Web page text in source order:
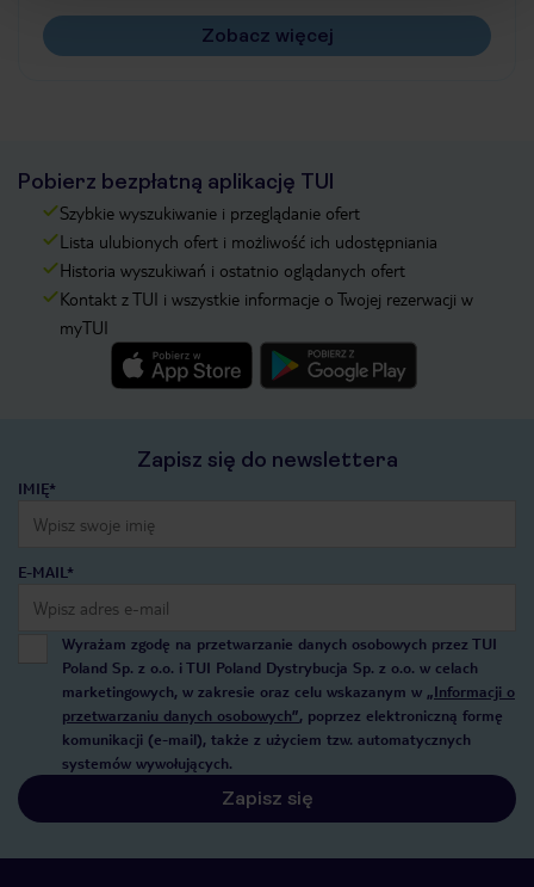
Zobacz więcej
Pobierz bezpłatną aplikację TUI
Szybkie wyszukiwanie i przeglądanie ofert
Lista ulubionych ofert i możliwość ich udostępniania
Historia wyszukiwań i ostatnio oglądanych ofert
Kontakt z TUI i wszystkie informacje o Twojej rezerwacji w
myTUI
Zapisz się do newslettera
IMIĘ*
E-MAIL*
Wyrażam zgodę na przetwarzanie danych osobowych przez TUI
Poland Sp. z o.o. i TUI Poland Dystrybucja Sp. z o.o. w celach
marketingowych, w zakresie oraz celu wskazanym w „Informacji o
przetwarzaniu danych osobowych”, poprzez elektroniczną formę
komunikacji (e-mail), także z użyciem tzw. automatycznych
systemów wywołujących.
Zapisz się